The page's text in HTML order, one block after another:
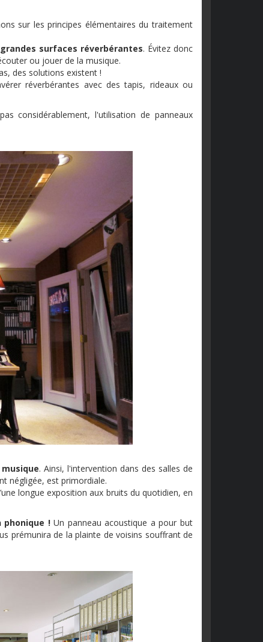
sur les principes élémentaires du traitement
surfaces réverbérantes. Évitez donc
ou jouer de la musique.
des solutions existent !
réverbérantes avec des tapis, rideaux ou
considérablement, l'utilisation de panneaux
. Ainsi, l'intervention dans des salles de
négligée, est primordiale.
longue exposition aux bruits du quotidien, en
!Un panneau acoustique a pour but
prémunira de la plainte de voisins souffrant de